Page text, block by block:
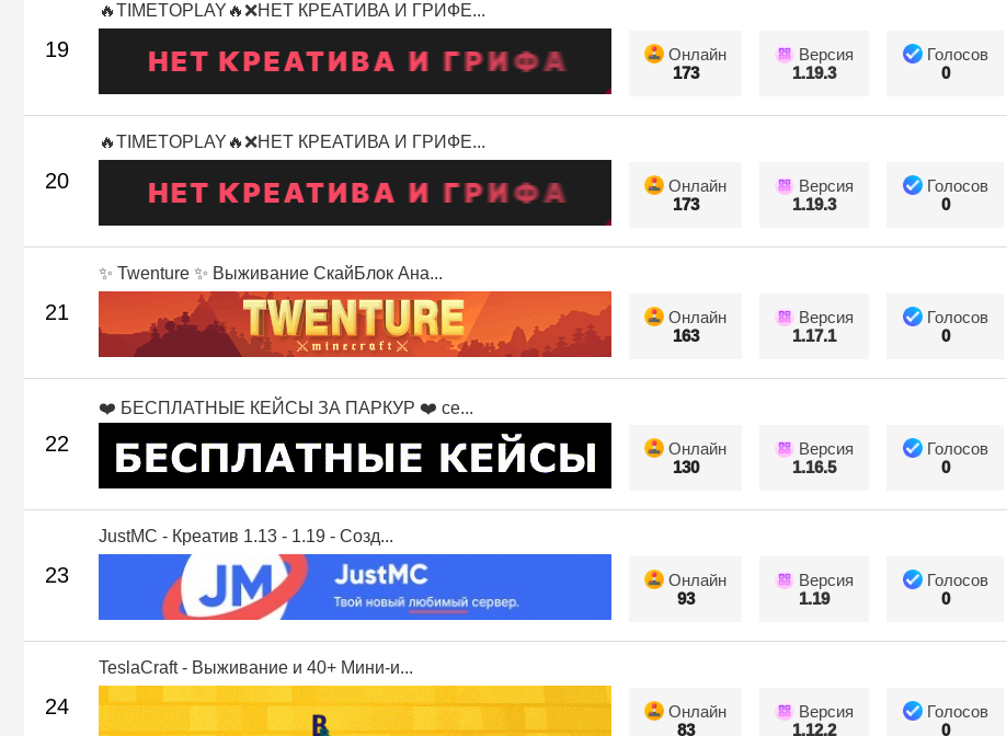
19
🔥TIMETOPLAY🔥❌НЕТ КРЕАТИВА И ГРИФЕ...
Онлайн
173
Версия
1.19.3
Голосов
0
20
🔥TIMETOPLAY🔥❌НЕТ КРЕАТИВА И ГРИФЕ...
Онлайн
173
Версия
1.19.3
Голосов
0
21
✨ Twenture ✨ Выживание СкайБлок Ана...
Онлайн
163
Версия
1.17.1
Голосов
0
22
❤️ БЕСПЛАТНЫЕ КЕЙСЫ ЗА ПАРКУР ❤️ се...
Онлайн
130
Версия
1.16.5
Голосов
0
23
JustMC - Креатив 1.13 - 1.19 - Созд...
Онлайн
93
Версия
1.19
Голосов
0
24
TeslaCraft - Выживание и 40+ Мини-и...
Онлайн
83
Версия
1.12.2
Голосов
0